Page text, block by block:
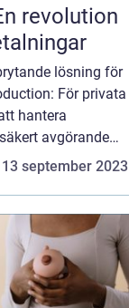
revolution
lösning för
För privata
hantera
avgörande
innovativa
13 september 2023